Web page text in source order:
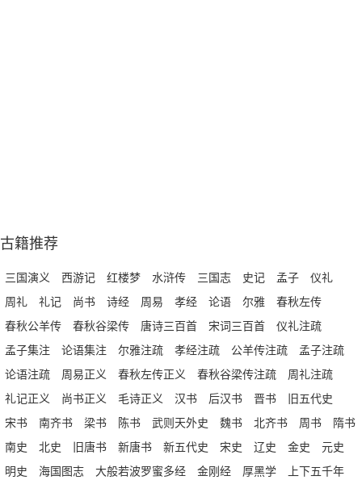
古籍推荐
三国演义 西游记 红楼梦 水浒传 三国志 史记 孟子
仪礼
周礼
礼记 尚书 诗经 周易 孝经 论语 尔雅
春秋左传
春秋公羊传
春秋谷梁传 唐诗三百首 宋词三百首
仪礼注疏
孟子集注
论语集注 尔雅注疏 孝经注疏 公羊传注疏
孟子注疏
论语注疏
周易正义 春秋左传正义 春秋谷梁传注疏
周礼注疏
礼记正义
尚书正义 毛诗正义 汉书 后汉书 晋书
旧五代史
宋书
南齐书 梁书 陈书 武则天外史 魏书 北齐书 周书
隋书
南史
北史 旧唐书 新唐书 新五代史 宋史 辽史 金史
元史
明史
海国图志 大般若波罗蜜多经 金刚经 厚黑学 上下五千年